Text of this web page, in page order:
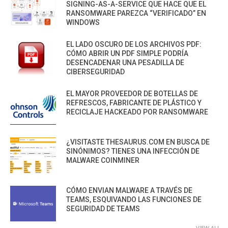
SIGNING-AS-A-SERVICE QUE HACE QUE EL
RANSOMWARE PAREZCA “VERIFICADO” EN
WINDOWS
EL LADO OSCURO DE LOS ARCHIVOS PDF:
CÓMO ABRIR UN PDF SIMPLE PODRÍA
DESENCADENAR UNA PESADILLA DE
CIBERSEGURIDAD
EL MAYOR PROVEEDOR DE BOTELLAS DE
REFRESCOS, FABRICANTE DE PLÁSTICO Y
RECICLAJE HACKEADO POR RANSOMWARE
¿VISITASTE THESAURUS.COM EN BUSCA DE
SINÓNIMOS? TIENES UNA INFECCIÓN DE
MALWARE COINMINER
CÓMO ENVIAN MALWARE A TRAVÉS DE
TEAMS, ESQUIVANDO LAS FUNCIONES DE
SEGURIDAD DE TEAMS